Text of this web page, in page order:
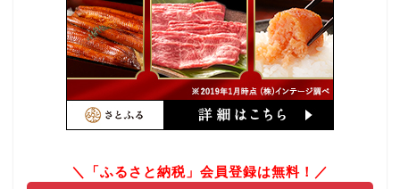
＼「ふるさと納税」会員登録は無料！／